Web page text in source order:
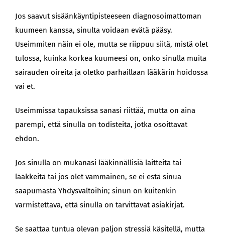
Jos saavut sisäänkäyntipisteeseen diagnosoimattoman
kuumeen kanssa, sinulta voidaan evätä pääsy.
Useimmiten näin ei ole, mutta se riippuu siitä, mistä olet
tulossa, kuinka korkea kuumeesi on, onko sinulla muita
sairauden oireita ja oletko parhaillaan lääkärin hoidossa
vai et.
Useimmissa tapauksissa sanasi riittää, mutta on aina
parempi, että sinulla on todisteita, jotka osoittavat
ehdon.
Jos sinulla on mukanasi lääkinnällisiä laitteita tai
lääkkeitä tai jos olet vammainen, se ei estä sinua
saapumasta Yhdysvaltoihin; sinun on kuitenkin
varmistettava, että sinulla on tarvittavat asiakirjat.
Se saattaa tuntua olevan paljon stressiä käsitellä, mutta